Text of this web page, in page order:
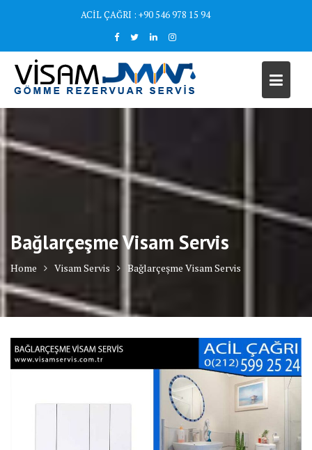
ACİL ÇAĞRI : +90 546 978 15 94
Bağlarçeşme Visam Servis
Home Visam Servis Bağlarçeşme Visam Servis